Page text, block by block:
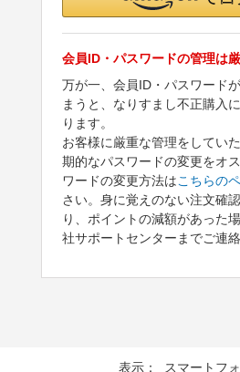
会員ID・パスワードの管理は
万が一、会員ID・パスワード
まうと、なりすまし不正購入
ります。
お客様に厳重な管理をしてい
期的なパスワードの変更をオ
ワードの変更方法はこちらの
さい。身に覚えのない注文確
り、ポイントの減額があった
社サポートセンターまでご連絡
表示： スマートフォ